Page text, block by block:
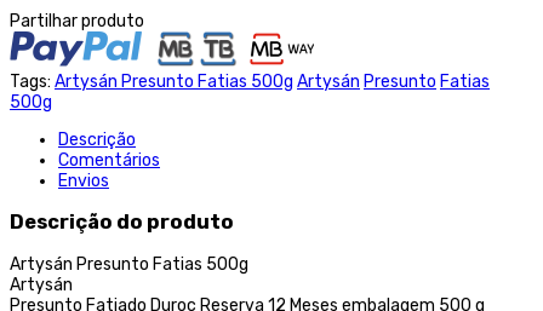
Partilhar produto
Tags: Artysán Presunto Fatias 500g Artysán Presunto Fatias
500g
Descrição
Comentários
Envios
Descrição do produto
Artysán Presunto Fatias 500g
Artysán
Presunto Fatiado Duroc Reserva 12 Meses embalagem 500 g